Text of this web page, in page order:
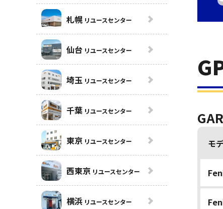
モ
札幌 リユースセンター
仙台 リユースセンター
埼玉 リユースセンター
千葉 リユースセンター
東京 リユースセンター
西東京 リユースセンター
横浜 リユースセンター